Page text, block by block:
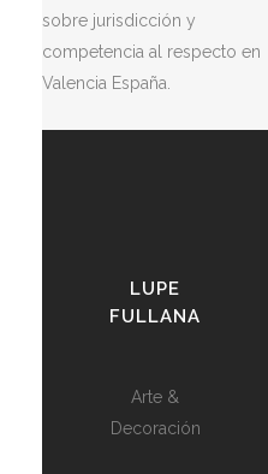
sobre jurisdicción y
competencia al respecto en
Valencia España.
LUPE
FULLANA
Arte &
Decoración